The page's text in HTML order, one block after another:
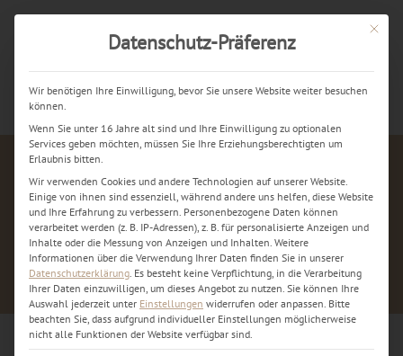
Jetzt kostenlos anrufen
Mit
Datenschutz-Präferenz
Wir benötigen Ihre Einwilligung, bevor Sie unsere Website weiter besuchen
können.
Wenn Sie unter 16 Jahre alt sind und Ihre Einwilligung zu optionalen
Services geben möchten, müssen Sie Ihre Erziehungsberechtigten um
Erlaubnis bitten.
Wir verwenden Cookies und andere Technologien auf unserer Website.
Einige von ihnen sind essenziell, während andere uns helfen, diese Website
und Ihre Erfahrung zu verbessern. Personenbezogene Daten können
verarbeitet werden (z. B. IP-Adressen), z. B. für personalisierte Anzeigen und
Inhalte oder die Messung von Anzeigen und Inhalten. Weitere
Informationen über die Verwendung Ihrer Daten finden Sie in unserer
Datenschutzerklärung. Es besteht keine Verpflichtung, in die Verarbeitung
Ihrer Daten einzuwilligen, um dieses Angebot zu nutzen. Sie können Ihre
Auswahl jederzeit unter Einstellungen widerrufen oder anpassen. Bitte
beachten Sie, dass aufgrund individueller Einstellungen möglicherweise
nicht alle Funktionen der Website verfügbar sind.